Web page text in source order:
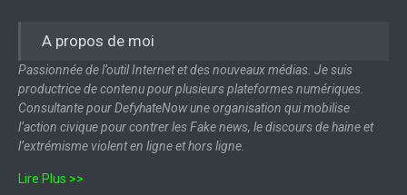
A propos de moi
Passionnée de l’outil Internet et des nouveaux médias. Je suis
productrice de contenu pour plusieurs plateformes numériques.
Consultante pour DefyhateNow une organisation qui mobilise
l’action civique pour contrer les Fake news, le discours de haine et
l’extrémisme violent en ligne et hors ligne.
Lire Plus >>